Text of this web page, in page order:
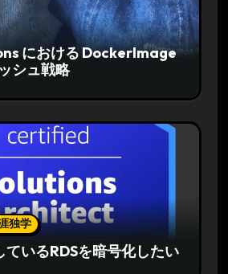
における DockerImage
シュ戦略
独学
ているRDSを暗号化したい